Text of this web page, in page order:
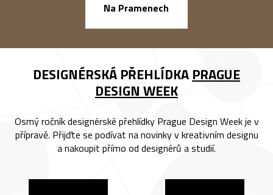
Na Pramenech
DESIGNÉRSKÁ PŘEHLÍDKA PRAGUE
DESIGN WEEK
Osmý ročník designérské přehlídky Prague Design Week je v
přípravě. Přijďte se podívat na novinky v kreativním designu
a nakoupit přímo od designérů a studií.